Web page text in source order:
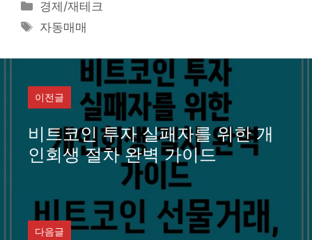
카
테
리
경제/재테크
태
자동매매
이전글
비트코인 투자 실패자를 위한 개
인회생 절차 완벽 가이드
다음글